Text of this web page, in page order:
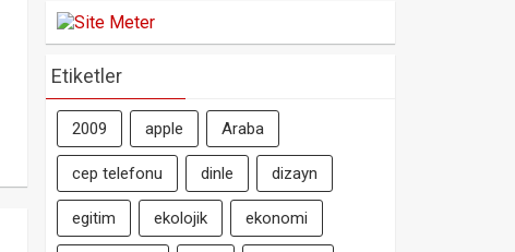
Etiketler
2009 apple Araba
cep telefonu dinle dizayn
egitim ekolojik ekonomi